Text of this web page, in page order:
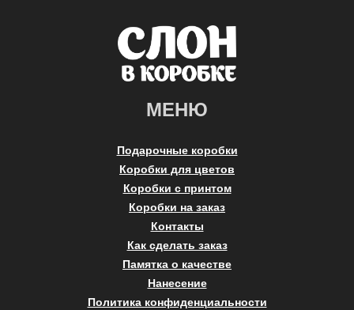
МЕНЮ
Подарочные коробки
Коробки для цветов
Коробки с принтом
Коробки на заказ
Контакты
Как сделать заказ
Памятка о качестве
Нанесение
Политика конфиденциальности